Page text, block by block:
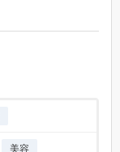
美容